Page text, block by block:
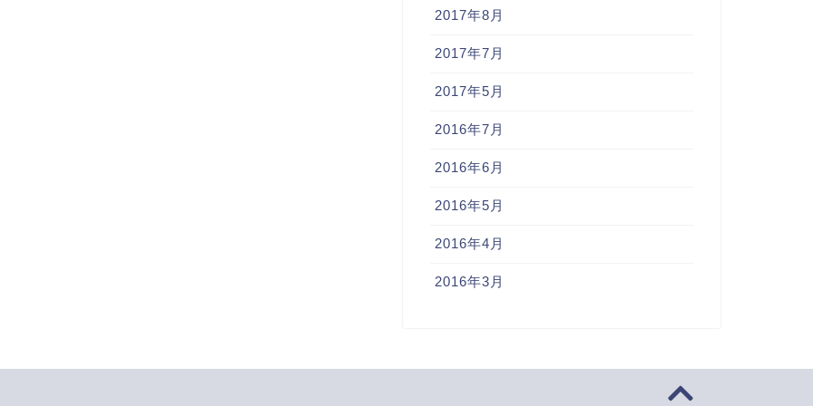
2017年8月
2017年7月
2017年5月
2016年7月
2016年6月
2016年5月
2016年4月
2016年3月